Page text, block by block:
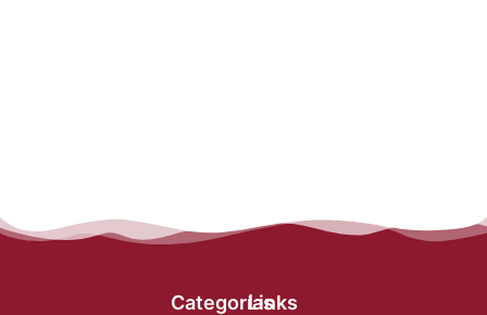
CategoríasLinks